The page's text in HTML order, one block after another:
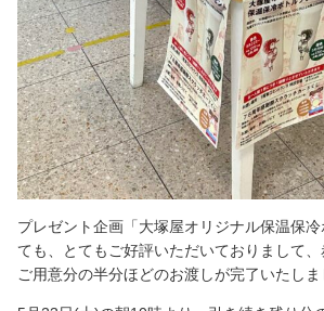
プレゼント企画「大塚屋オリジナル保温保
ても、とてもご好評いただいておりまして
ご用意分の半分ほどのお渡しが完了いたしま